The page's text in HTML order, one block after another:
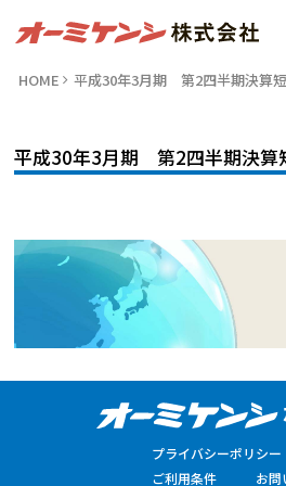
HOME 平成30年3月期 第2四半期決算
平成30年3月期 第2四半期決算
プライバシーポリシー
ご利用条件
お問